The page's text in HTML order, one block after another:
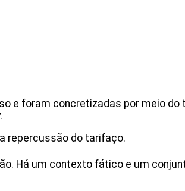
e foram concretizadas por meio
repercussão do tarifaço.
Há um contexto fático e um